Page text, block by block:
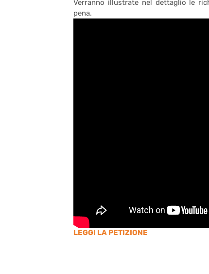
Verranno illustrate nel dettaglio le
pena.
LEGGI LA PETIZIONE